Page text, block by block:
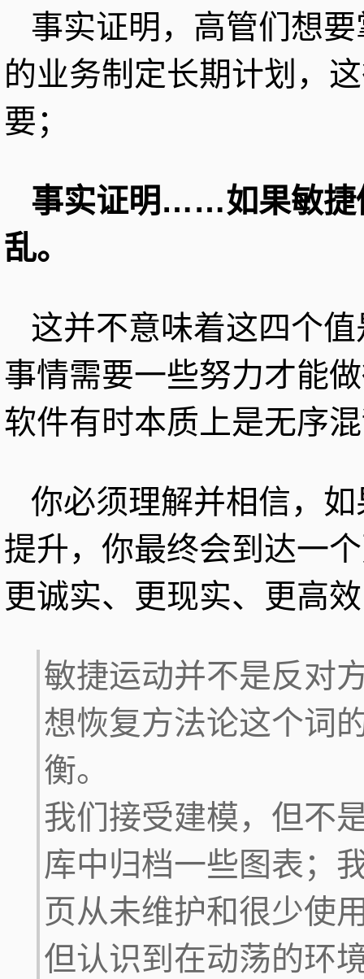
事实证明，高管们想
的业务制定长期计划，
要；
事实证明……如果敏捷
乱。
这并不意味着这四个
事情需要一些努力才能
软件有时本质上是无序
你必须理解并相信，
提升，你最终会到达一
更诚实、更现实、更高
敏捷运动并不是反对
想恢复方法论这个词
衡。
我们接受建模，但不
库中归档一些图表；
页从未维护和很少使
但认识到在动荡的环